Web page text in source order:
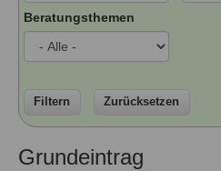
Qualitätssicherung
Qualität unserer
Familienthemen
Veranstaltungen
Seminare und Kurse
Ausbildungsinstitute
Information über
Liste der Fachverbände
Sitemap
Links
Formular zur Registrierung
Beratungsthemen
Filtern Zurücksetzen
Grundeintrag